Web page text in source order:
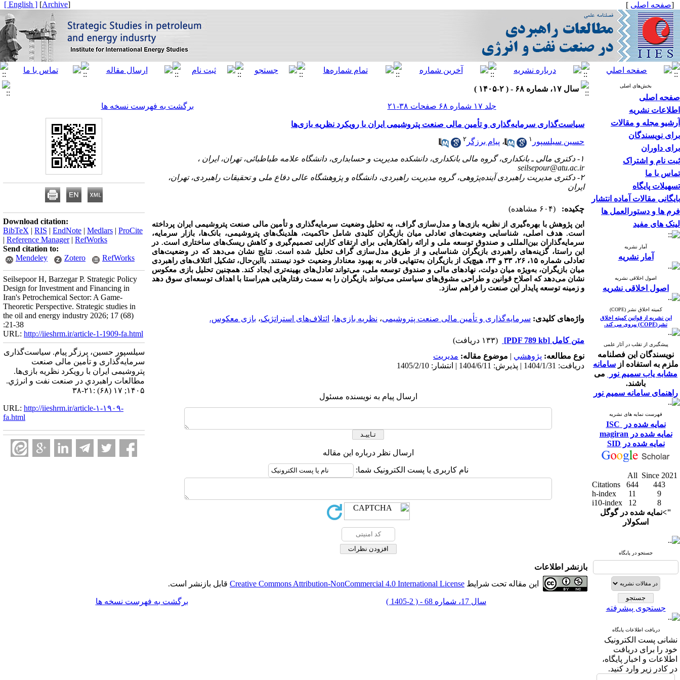
[صفحه اصلی ]
[
Archive
]
[ English ]
بخش‌های اصلی
صفحه اصلی
اطلاعات نشریه
آرشیو مجله و مقالات
برای نویسندگان
برای داوران
ثبت نام و اشتراک
تماس با ما
تسهیلات پایگاه
بایگانی مقالات آماده انتشار
فرم ها و دستورالعمل ها
لینک های مفید
آمار نشریه
آمار نشریه
اصول اخلاقی نشریه
اصول اخلاقی نشریه
کمیته اخلاق نشر (COPE)
این نشریه از قوانین کمیته اخلاق
نشر(COPE) پیروی می کند.
پیشگیری از تقلب در آثار علمی
نویسندگان این فصلنامه
ملزم به استفاده از سامانه
مشابه یاب سمیم نور
می
باشند.
راهنمای سامانه سمیم نور
فهرست نمایه های نشریه
نمایه شده در ISC
نمایه شده در magiran
نمایه شده در SID
All Since 2021
Citations
644
443
h-index
11
9
i10-index
12
8
">نمایه شده در گوگل
اسکولار
جستجو در پایگاه
جستجوی پیشرفته
دریافت اطلاعات پایگاه
نشانی پست الکترونیک
خود را برای دریافت
اطلاعات و اخبار پایگاه،
در کادر زیر وارد کنید.
سال ۱۷، شماره ۶۸ - ( ۲-۱۴۰۵ )
جلد ۱۷ شماره ۶۸ صفحات ۳۸-۲۱
برگشت به فهرست نسخه ها
سیاست‌گذاری سرمایه‌گذاری و تأمین مالی صنعت پتروشیمی ایران با رویکرد نظریه بازی‌ها
حسین سیلسپور ۱ ، پیام برزگر ۲
۱- دکتری مالی ـ بانکداری، گروه مالی بانکداری، دانشکده مدیریت و حسابداری، دانشگاه علامه طباطبائی، تهران، ایران ،
seilsepour@atu.ac.ir
۲- دکتری مدیریت راهبردی آینده‌پژوهی، گروه مدیریت راهبردی، دانشگاه و پژوهشگاه عالی دفاع ملی و تحقیقات راهبردی، تهران،
ایران
چکیده: (۶۰۴ مشاهده)
این پژوهش با بهره‌گیری از نظریه بازی‌ها و مدل‌سازی گراف، به تحلیل وضعیت سرمایه‌گذاری و تأمین مالی صنعت پتروشیمی ایران پرداخته
است. هدف اصلی، شناسایی وضعیت‌های تعادلی میان بازیگران کلیدی شامل حاکمیت، هلدینگ‌های پتروشیمی، بانک‌ها، بازار سرمایه،
سرمایه‌گذاران بین‌المللی و صندوق توسعه ملی و ارائه راهکارهایی برای ارتقای کارایی تصمیم‌گیری و کاهش ریسک‌های ساختاری است. در
این راستا، گزینه‌های راهبردی بازیگران شناسایی و از طریق مدل‌سازی گراف تحلیل شده است. نتایج نشان می‌دهد که در وضعیت‌های
تعادلی شماره ۱۵، ۲۶، ۳۳ و ۳۴، هیچ‌یک از بازیگران به‌تنهایی قادر به بهبود معنادار وضعیت خود نیستند. بااین‌حال، تشکیل ائتلاف‌های راهبردی
میان بازیگران، به‌ویژه میان دولت، نهادهای مالی و صندوق توسعه ملی، می‌تواند تعادل‌های بهینه‌تری ایجاد کند. همچنین تحلیل بازی معکوس
نشان می‌دهد که اصلاح قوانین و طراحی مشوق‌های سیاستی می‌تواند بازیگران را به سمت رفتارهایی هم‌راستا با اهداف توسعه‌ای سوق دهد
و زمینه توسعه پایدار این صنعت را فراهم سازد.
واژه‌های کلیدی: سرمایه‌گذاری و تأمین مالی صنعت پتروشیمی، نظریه بازی‌ها، ائتلاف‌های استراتژیک، بازی معکوس.
متن کامل [PDF 789 kb]
(۱۳۳ دریافت)
نوع مطالعه: پژوهشي | موضوع مقاله: مديريت
دریافت: 1404/1/31 | پذیرش: 1404/6/11 | انتشار: 1405/2/10
ارسال پیام به نویسنده مسئول
ارسال نظر درباره این مقاله
نام کاربری یا پست الکترونیک شما:
Download citation:
BibTeX | RIS | EndNote | Medlars | ProCite
| Reference Manager| RefWorks
Send citation to:
Mendeley
Zotero RefWorks
Seilsepoor H, Barzegar P. Strategic Policy
Design for Investment and Financing in
Iran's Petrochemical Sector: A Game-
Theoretic Perspective. Strategic studies in
the oil and energy industry 2026; 17 (68)
:21-38
URL: http://iieshrm.ir/article-1-1909-fa.html
سیلسپور حسین، برزگر پیام. سیاست‌گذاری
سرمایه‌گذاری و تأمین مالی صنعت
پتروشیمی ایران با رویکرد نظریه بازی‌ها.
مطالعات راهبردي در صنعت نفت و انرژي.
۱۴۰۵; ۱۷ (۶۸) :۲۱-۳۸
URL: http://iieshrm.ir/article-۱-۱۹۰۹-
fa.html
بازنشر اطلاعات
این مقاله تحت شرایط Creative Commons Attribution-NonCommercial 4.0 International License قابل بازنشر است.
سال 17، شماره 68 - ( 2-1405 ) برگشت به فهرست نسخه ها